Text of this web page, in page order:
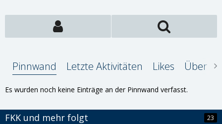
Pinnwand Letzte Aktivitäten Likes Über
Es wurden noch keine Einträge an der Pinnwand verfasst.
FKK und mehr folgt 23